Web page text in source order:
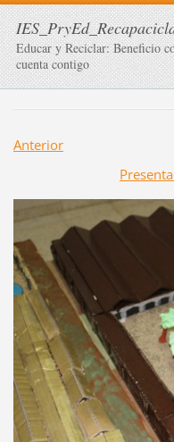
Educar y Reciclar: Beneficio
cuenta contigo
Anterior